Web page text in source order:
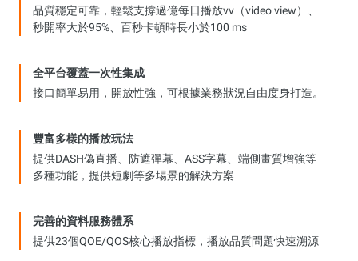
品質穩定可靠，輕鬆支撐過億每日播放vv（video view）、
秒開率大於95%、百秒卡頓時長小於100 ms
全平台覆蓋一次性集成
接口簡單易用，開放性強，可根據業務狀況自由度身打造。
豐富多樣的播放玩法
提供DASH偽直播、防遮彈幕、ASS字幕、端側畫質增強等
多種功能，提供短劇等多場景的解決方案
完善的資料服務體系
提供23個QOE/QOS核心播放指標，播放品質問題快速溯源